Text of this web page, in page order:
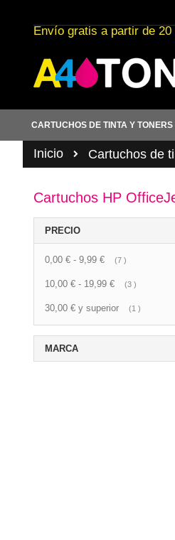
contenido
Envío gratis a partir de 20
CARTUCHOS DE TINTA Y TONERS
Inicio Cartuchos de
Cartuchos HP
PRECIO
0,00 € - 9,99 € 7 artículo
10,00 € - 19,99 € 3 artículo
30,00 € y superior 1 artículo
MARCA